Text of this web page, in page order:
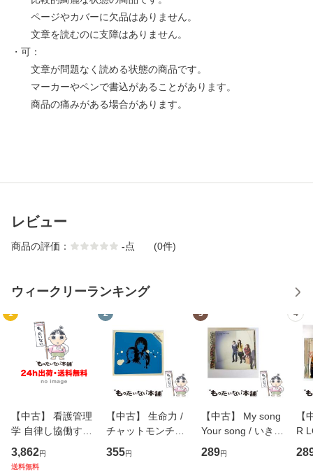
ページやカバーに欠品はありません。
文章を読むのに支障はありません。
・可：
文章が問題なく読める状態の商品です。
マーカーやペンで書込があることがあります。
商品の痛みがある場合があります。
レビュー
商品の評価： -点 (0件)
ウィークリーランキング
1
【中古】 看護管理
学 自律し協働する
専門職の看護マネ
ジメントスキル 改
3,862円
送料無料
2
【中古】 生命力 /
チャットモンチー /
キューンレコード
[CD]【メール便送
355円
3
【中古】 My song
Your song / いきも
のがかり / [CD]
【メール便送料無
289円
4
【
R
産